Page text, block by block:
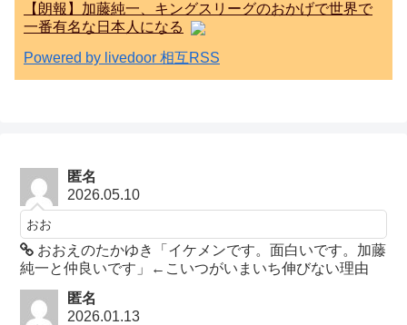
【朗報】加藤純一、キングスリーグのおかげで世界で
一番有名な日本人になる
Powered by livedoor 相互RSS
匿名
2026.05.10
おお
おおえのたかゆき「イケメンです。面白いです。加藤
純一と仲良いです」←こいつがいまいち伸びない理由
匿名
2026.01.13